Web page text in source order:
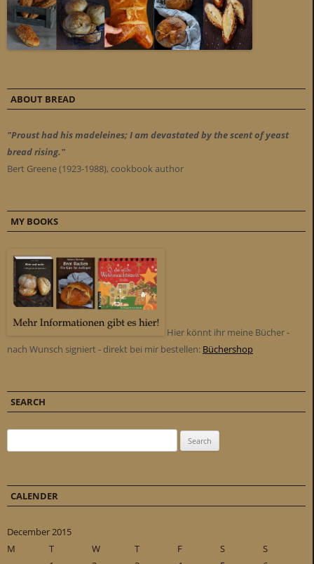
ABOUT BREAD
"Proust had his madeleines; I am devastated by the scent of yeast
bread rising."
Bert Greene (1923-1988), cookbook author
MY BOOKS
Hier könnt ihr meine Bücher -
nach Wunsch signiert - direkt bei mir bestellen: Büchershop
SEARCH
CALENDER
December 2015
M
T W T F S
S